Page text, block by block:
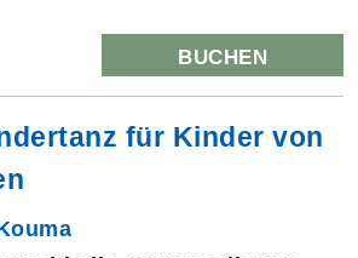
BUCHEN
für Kinder von